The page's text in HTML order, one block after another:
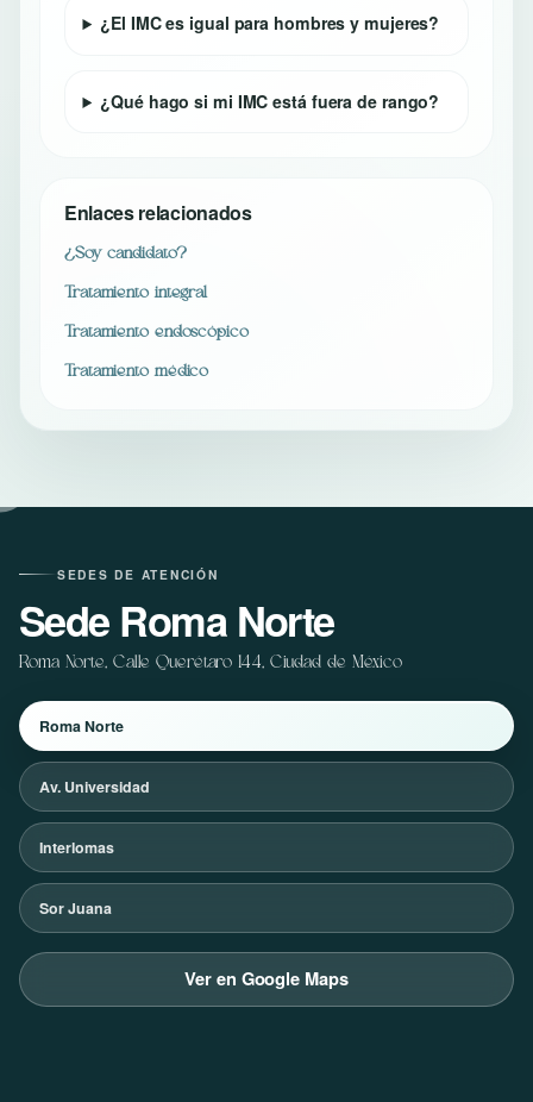
¿El IMC es igual para hombres y mujeres?
¿Qué hago si mi IMC está fuera de rango?
Enlaces relacionados
¿Soy candidato?
Tratamiento integral
Tratamiento endoscópico
Tratamiento médico
SEDES DE ATENCIÓN
Sede Roma Norte
Roma Norte, Calle Querétaro 144, Ciudad de México
Roma Norte
Av. Universidad
Interlomas
Sor Juana
Ver en Google Maps